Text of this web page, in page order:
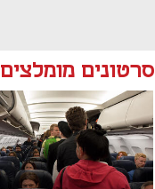
סרטונים מומלצים